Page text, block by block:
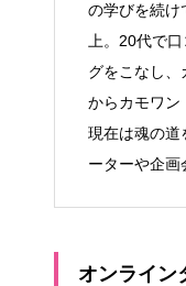
の学びを続け
上。20代で
グをこなし、
からカモワン
現在は魂の
ーターや企画
オンライン